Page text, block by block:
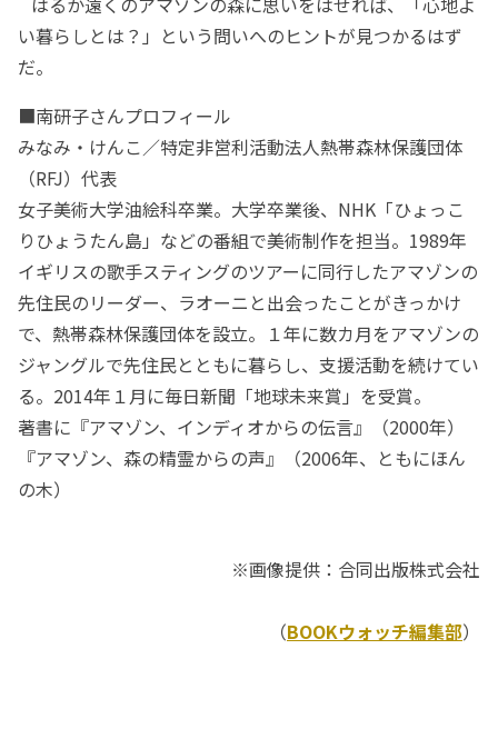
い暮らしとは？」という問いへのヒントが見つかるはず
だ。
■南研子さんプロフィール
みなみ・けんこ／特定非営利活動法人熱帯森林保護団体
（RFJ）代表
女子美術大学油絵科卒業。大学卒業後、NHK「ひょっこ
りひょうたん島」などの番組で美術制作を担当。1989年
イギリスの歌手スティングのツアーに同行したアマゾンの
先住民のリーダー、ラオーニと出会ったことがきっかけ
で、熱帯森林保護団体を設立。１年に数カ月をアマゾンの
ジャングルで先住民とともに暮らし、支援活動を続けてい
る。2014年１月に毎日新聞「地球未来賞」を受賞。
著書に『アマゾン、インディオからの伝言』（2000年）
『アマゾン、森の精霊からの声』（2006年、ともにほん
の木）
※画像提供：合同出版株式会社
（BOOKウォッチ編集部）